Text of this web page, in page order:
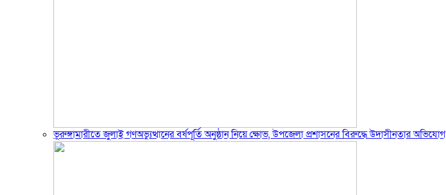
ভূরুঙ্গামারীতে জুলাই গণঅভ্যুত্থানের বর্ষপূর্তি অনুষ্ঠান নিয়ে ক্ষোভ, উপজেলা প্রশাসনের বিরুদ্ধে উদাসীনতার অভিযোগ